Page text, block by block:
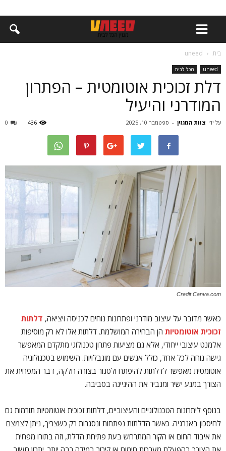
בית uneed
uneed הכל לבית
דלת זכוכית אוטומטית – הפתרון
המודרני והיעיל
על ידי צוות המגזין - ספטמבר 10, 2025 0 436
Credit Canva.com
כאשר מדובר על עיצוב מודרני ופתרונות נוחים לכניסה ויציאה, דלתות
זכוכית אוטומטיות הן הבחירה המושלמת. דלתות אלו לא רק מוסיפות
אלמנט עיצובי ייחודי, אלא גם מציעות פתרון טכנולוגי מתקדם המאפשר
גישה נוחה לכל אחד, כולל אנשים עם מוגבלויות. השימוש בטכנולוגיה
אוטומטית מאפשר לדלתות להיפתח ולסגור בצורה חלקה, דבר המפחית את
הצורך במגע ישיר ומגביר את ההיגיינה בסביבה.
בנוסף ליתרונות הטכנולוגיים והעיצוביים, דלתות זכוכית אוטומטיות תורמות גם
לחיסכון באנרגיה. כאשר הדלתות נפתחות ונסגרות רק כשצריך, ניתן לצמצם
את איבוד החום או הקור המתרחש בעת פתיחת הדלת, וזה בתורו מפחית